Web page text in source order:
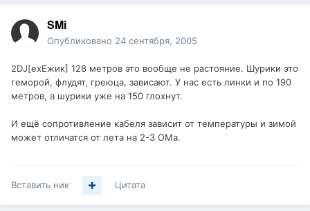
SMi
Опубликовано 24 сентября, 2005
2DJ[exEжик] 128 метров это вообще не растояние. Шурики это
геморой, флудят, греюца, зависают. У нас есть линки и по 190
метров, а шурики уже на 150 глохнут.
И ещё сопротивление кабеля зависит от температуры и зимой
может отличатся от лета на 2-3 ОМа.
Вставить ник Цитата